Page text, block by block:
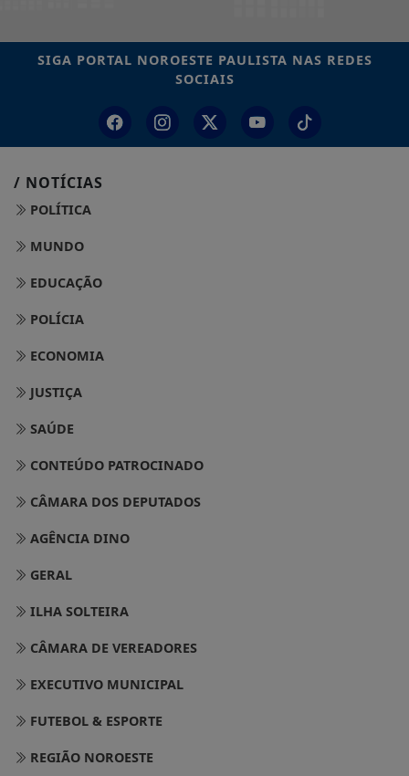
SIGA PORTAL NOROESTE PAULISTA NAS REDES
SOCIAIS
/ NOTÍCIAS
POLÍTICA
MUNDO
EDUCAÇÃO
POLÍCIA
ECONOMIA
JUSTIÇA
SAÚDE
CONTEÚDO PATROCINADO
CÂMARA DOS DEPUTADOS
AGÊNCIA DINO
GERAL
ILHA SOLTEIRA
CÂMARA DE VEREADORES
EXECUTIVO MUNICIPAL
FUTEBOL & ESPORTE
REGIÃO NOROESTE